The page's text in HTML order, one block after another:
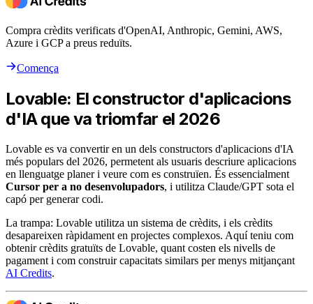
Compra crèdits verificats d'OpenAI, Anthropic, Gemini, AWS,
Azure i GCP a preus reduïts.
Comença
Lovable: El constructor d'aplicacions
d'IA que va triomfar el 2026
Lovable es va convertir en un dels constructors d'aplicacions d'IA
més populars del 2026, permetent als usuaris descriure aplicacions
en llenguatge planer i veure com es construïen. És essencialment
Cursor per a no desenvolupadors, i utilitza Claude/GPT sota el
capó per generar codi.
La trampa: Lovable utilitza un sistema de crèdits, i els crèdits
desapareixen ràpidament en projectes complexos. Aquí teniu com
obtenir crèdits gratuïts de Lovable, quant costen els nivells de
pagament i com construir capacitats similars per menys mitjançant
AI Credits.